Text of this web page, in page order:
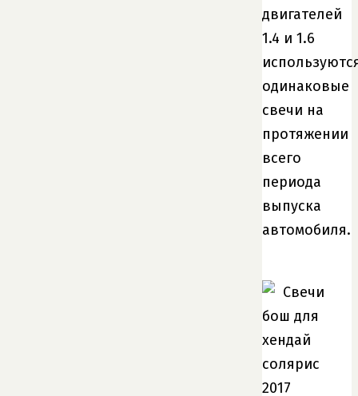
двигателей
1.4 и 1.6
одинаковые
свечи на
протяжении
всего
периода
выпуска
автомобиля.